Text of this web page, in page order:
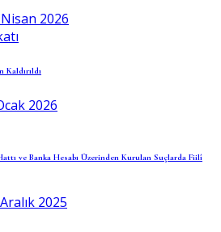
2026
Kaldırıldı
2026
ve Banka Hesabı Üzerinden Kurulan Suçlarda Fiilî
2025